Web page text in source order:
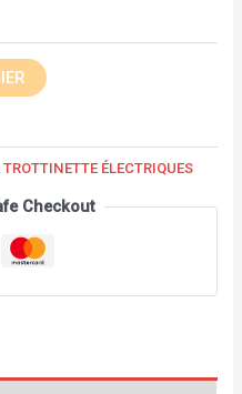
,TROTTINETTE ÉLECTRIQUES
Checkout